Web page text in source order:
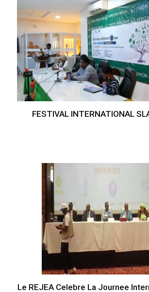
FESTIVAL INTERNATIONAL
Le REJEA Celebre La Journee